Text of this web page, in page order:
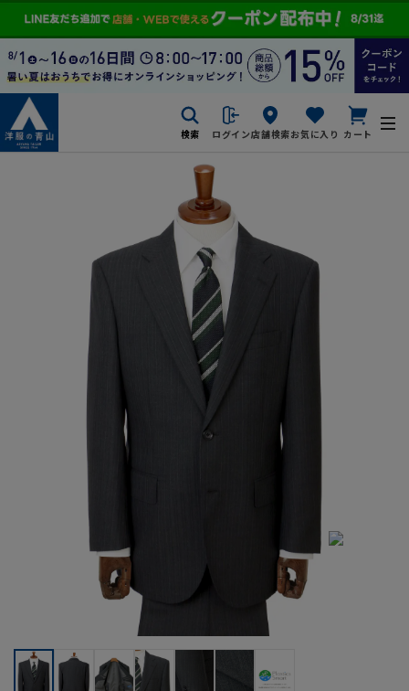
検索 ログイン店舗検索お気に入り カート